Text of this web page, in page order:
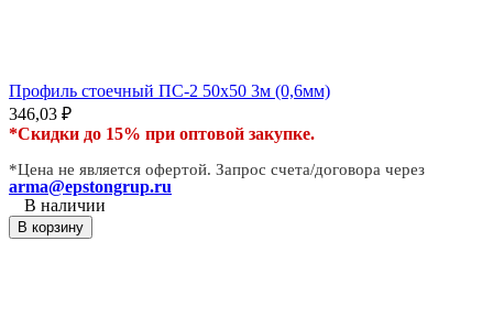
Профиль стоечный ПС-2 50х50 3м (0,6мм)
346,03 ₽
*Скидки до 15% при оптовой закупке.
*Цена не является офертой. Запрос счета/договора через
arma@epstongrup.ru
В наличии
В корзину